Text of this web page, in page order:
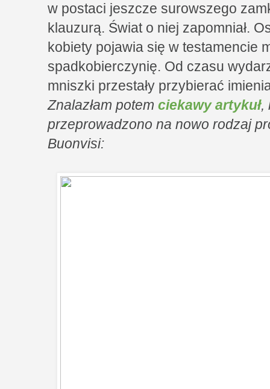
w postaci jeszcze surowszego
klauzurą. Świat o niej zapomniał.
kobiety pojawia się w testamencie
spadkobierczynię. Od czasu
mniszki przestały przybierać
Znalazłam potem ciekawy artykuł,
przeprowadzono na nowo rodzaj
Buonvisi: